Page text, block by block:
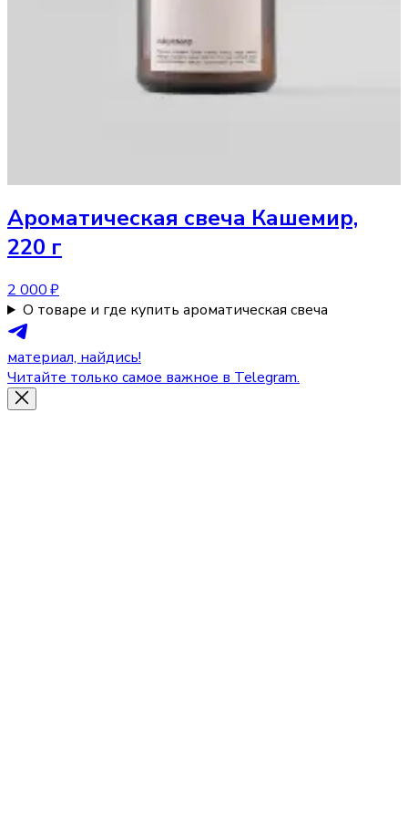
Ароматическая свеча Кашемир,
220 г
2 000 ₽
О товаре и где купить ароматическая свеча
материал, найдись!
Читайте только самое важное в Telegram.